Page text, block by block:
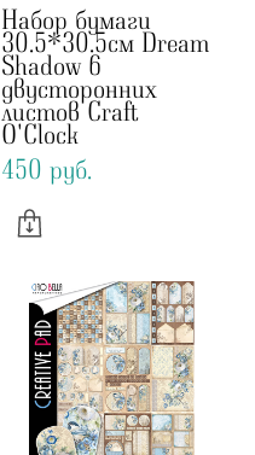
Набор бумаги
30.5*30.5см Dream
Shadow 6
двусторонних
листов Craft
O'Clock
450 pуб.